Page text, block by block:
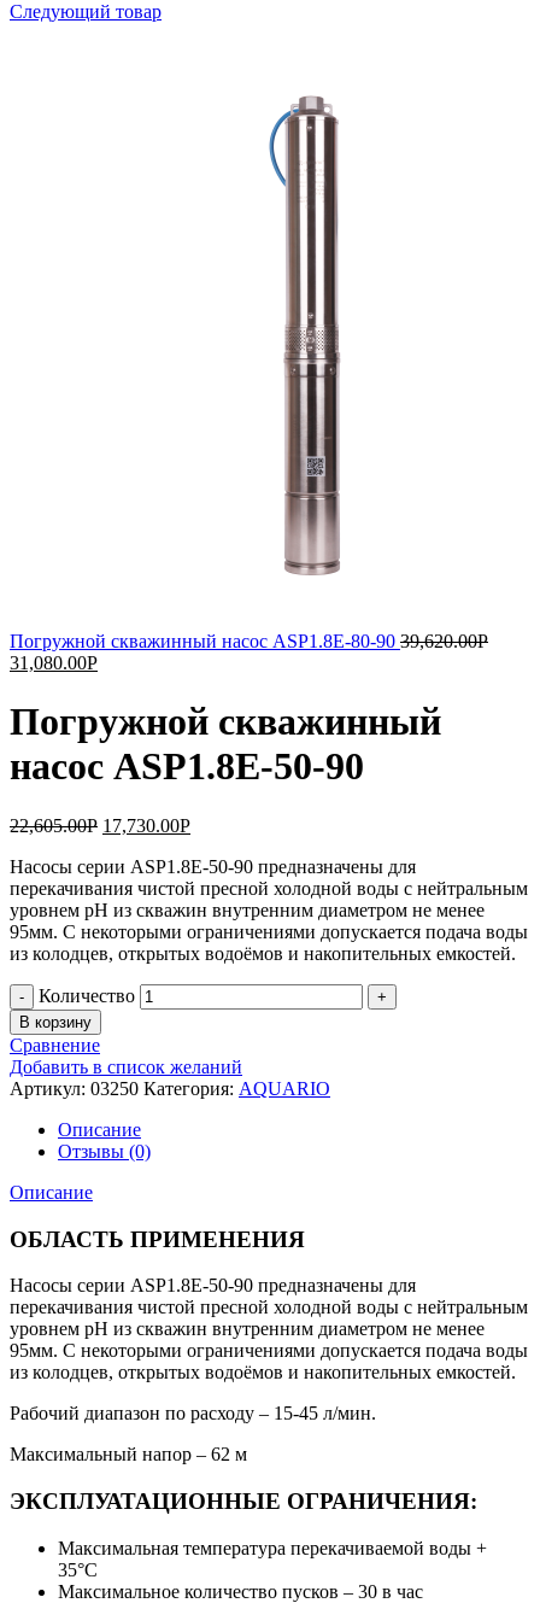
Следующий товар
Погружной скважинный насос ASP1.8Е-80-90 39,620.00Р
31,080.00Р
Погружной скважинный
насос ASP1.8Е-50-90
22,605.00Р 17,730.00Р
Насосы серии ASP1.8Е-50-90 предназначены для
перекачивания чистой пресной холодной воды с нейтральным
уровнем pH из скважин внутренним диаметром не менее
95мм. С некоторыми ограничениями допускается подача воды
из колодцев, открытых водоёмов и накопительных емкостей.
Количество
В корзину
Сравнение
Добавить в список желаний
Артикул: 03250 Категория: AQUARIO
Описание
Отзывы (0)
Описание
ОБЛАСТЬ ПРИМЕНЕНИЯ
Насосы серии ASP1.8Е-50-90 предназначены для
перекачивания чистой пресной холодной воды с нейтральным
уровнем pH из скважин внутренним диаметром не менее
95мм. С некоторыми ограничениями допускается подача воды
из колодцев, открытых водоёмов и накопительных емкостей.
Рабочий диапазон по расходу – 15-45 л/мин.
Максимальный напор – 62 м
ЭКСПЛУАТАЦИОННЫЕ ОГРАНИЧЕНИЯ:
Максимальная температура перекачиваемой воды +
35°С
Максимальное количество пусков – 30 в час